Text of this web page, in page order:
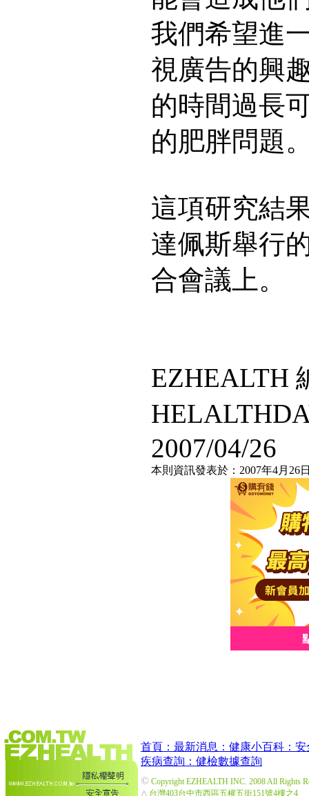
我們希望進
視廣告的興
的時間過長
的肥胖問題
這項研究結
達佩斯舉行
合會議上。
EZHEALTH
2007/04/26
本則資訊發表於：2007年4月26
首頁： 最新消息： 健康小百科： 安
疾病查詢： 健檢數據查詢
© Copyright EZHEALTH INC. 2008 All Rights
△ 台灣403台中市西區五權五街151號4樓之4